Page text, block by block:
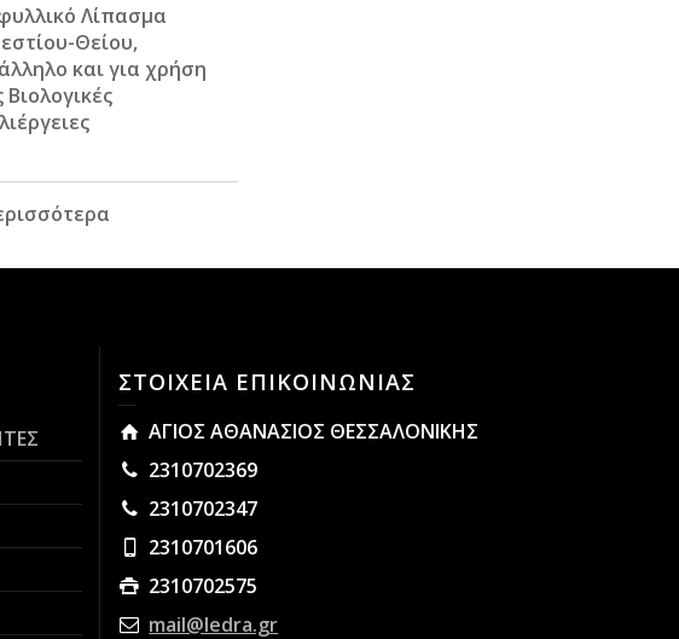
Λίπασμα
Θείου,
και για χρήση
Βιολογικές
ΣΤΟΙΧΕΙΑ ΕΠΙΚΟΙΝΩΝΙΑΣ
ΑΓΙΟΣ ΑΘΑΝΑΣΙΟΣ ΘΕΣΣΑΛΟΝΙΚΗΣ
2310702369
2310702347
2310701606
2310702575
mail@ledra.gr